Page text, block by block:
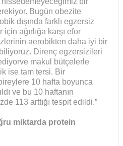
Bugün obezite
dışında farklı egzersiz
ağırlığa karşı efor
aerobikten daha iyi bir
Direnç egzersizileri
makul bütçelerle
ise tam tersi. Bir
10 hafta boyunca
ve bu 10 haftanın
113 arttığı tespit edildi.”
miktarda protein